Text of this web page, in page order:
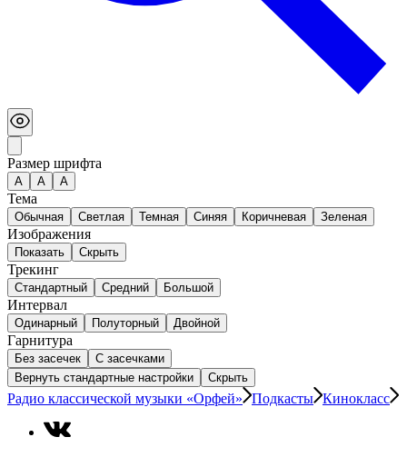
Размер шрифта
А A A
Тема
Обычная Светлая Темная Синяя Коричневая Зеленая
Изображения
Показать Скрыть
Трекинг
Стандартный Средний Большой
Интервал
Одинарный Полуторный Двойной
Гарнитура
Без засечек
С засечками
Вернуть стандартные настройки
Скрыть
Радио классической музыки «Орфей» Подкасты Кинокласс